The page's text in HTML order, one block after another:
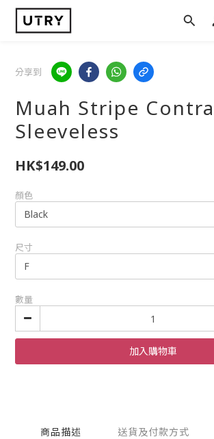
分享到
Muah Stripe
Sleeveless
HK$149.00
顏色
尺寸
數量
加入購物車
商品描述 送貨及付款方式